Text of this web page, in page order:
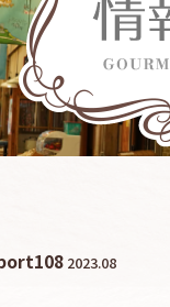
108 2023.08